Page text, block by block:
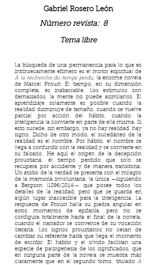
Gabriel Rosero León
Número revista: 8
Tema libre
La búsqueda de una permanencia para lo que es
intrínsecamente efímero es el motor espiritual de
À la recherche du temps perdu,
la enorme novela
de Marcel Proust. El tiempo, en su dimensión
completa, es inabarcable. Los estímulos son
demasiados, la mente no puede asimilarlos. El
aprendizaje solamente es posible cuando la
realidad disminuye de tamaño, cuando se vuelve
parcial por acción del hábito, cuando la
inteligencia la convierte en parte de ella misma. Si
esto sucede, sin embargo, ya no hay realidad: hay
signo. Dicho de otro modo, el sucedáneo de la
realidad es el nombre. Por hábito, el nombre se
llega a confundir con la realidad y se convierte en
su falsario. He aquí el origen de la decepción
proustiana, el tiempo perdido que solo se
recupera por accidente y de manera transitoria.
Un atisbo de la verdad se presenta con el milagro
de la memoria involuntaria, la única —siguiendo
a Bergson (1896/2014)— que posee todos los
detalles de la realidad, pero que se guarda en
algún lugar inaccesible para la inteligencia. La
respuesta de Proust halla su piedra angular en
estos momentos de epifanía, pero no se
configura totalmente hasta el final de la novela,
cuando el narrador se convence de su vocación
literaria. Los signos proustianos no cesan de
cambiar su referente hasta que llega el momento
de escribir. El hábito y el olvido facilitan una
especie de palingenesia de los significados, que
en ninguna parte de la novela se muestra más
claramente que en el segundo tomo, titulado À